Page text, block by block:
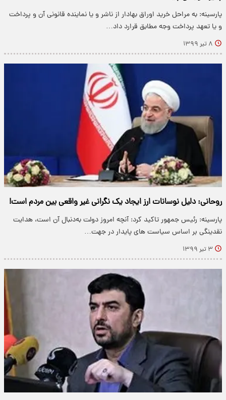
پارسینه: به مراحل خرید اوراق بهادار از ناشر و یا نماینده قانونی آن و پرداخت
و یا تعهد پرداخت وجه مطابق قرارد داد…
۸ تیر ۱۳۹۹
روحانی: دلیل نوسانات ارز ایجاد یک نگرانی غیر واقعی بین مردم است!
پارسینه: رئیس جمهور تاکید کرد: آنچه امروز دولت به‌دنبال آن است، هدایت
نقدینگی بر اساس سیاست های پایدار در جهت…
۳ تیر ۱۳۹۹